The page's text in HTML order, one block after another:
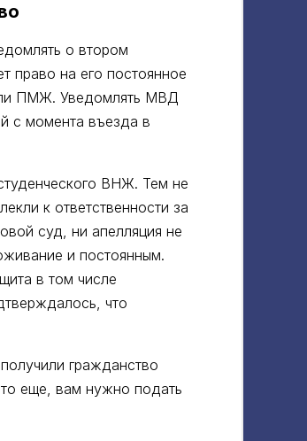
о втором
право на его постоянное
ПМЖ. Уведомлять МВД
с момента въезда в
ВНЖ. Тем не
к ответственности за
суд, ни апелляция не
и постоянным.
в том числе
что
гражданство
еще, вам нужно подать